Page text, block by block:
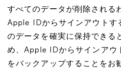
すべてのデータが削除される
Apple IDからサインアウトす
のデータを確実に保持できる
め、Apple IDからサインアウ
をバックアップすることをお